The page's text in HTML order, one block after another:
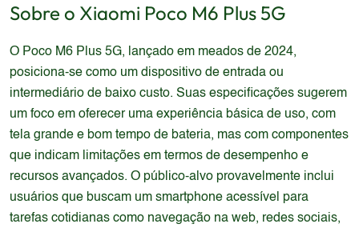
Sobre o Xiaomi Poco M6 Plus 5G
O Poco M6 Plus 5G, lançado em meados de 2024,
posiciona-se como um dispositivo de entrada ou
intermediário de baixo custo. Suas especificações sugerem
um foco em oferecer uma experiência básica de uso, com
tela grande e bom tempo de bateria, mas com componentes
que indicam limitações em termos de desempenho e
recursos avançados. O público-alvo provavelmente inclui
usuários que buscam um smartphone acessível para
tarefas cotidianas como navegação na web, redes sociais,